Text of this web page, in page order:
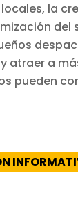
la
atraer a
pueden